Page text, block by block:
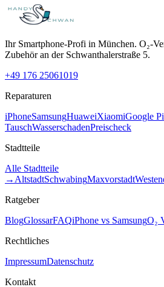
Ihr Smartphone-Profi in München. O₂-
Zubehör an der Schwanthalerstraße 5.
+49 176 25061019
Reparaturen
iPhoneSamsungHuaweiXiaomiGoogle
TauschWasserschadenPreischeck
Stadtteile
Alle Stadtteile
→AltstadtSchwabingMaxvorstadt
Ratgeber
BlogGlossarFAQiPhone vs SamsungO₂
Rechtliches
ImpressumDatenschutz
Kontakt